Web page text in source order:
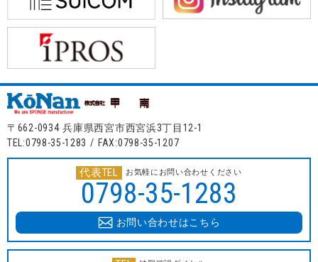
〒662-0934 兵庫県西宮市西宮浜3丁目12-1
TEL:0798-35-1283 / FAX:0798-35-1207
代表TEL お気軽にお問い合わせください
0798-35-1283
お問い合わせはこちら